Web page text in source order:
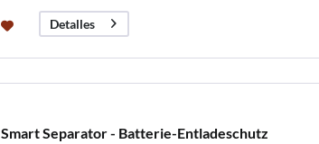
Detalles
Smart Separator - Batterie-Entladeschutz